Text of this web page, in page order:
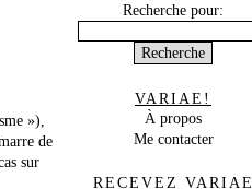
»),
de
sur
Recherche pour:
VARIAE!
À propos
Me contacter
RECEVEZ VARIAE